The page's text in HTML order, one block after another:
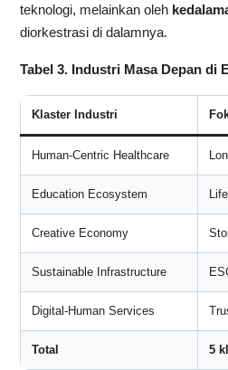
teknologi, melainkan oleh
diorkestrasi di dalamnya.
Tabel 3. Industri Masa Depan di
Klaster Industri
Human-Centric Healthcare
Education Ecosystem
Creative Economy
Sustainable Infrastructure
Digital-Human Services
Total 5